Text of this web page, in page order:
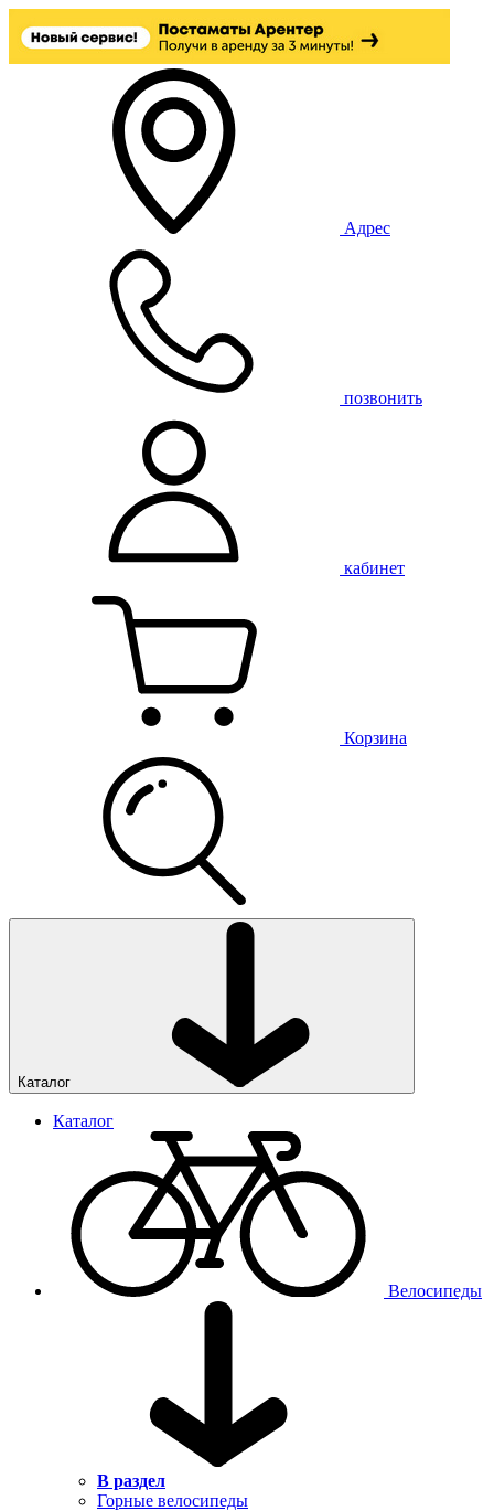
Адрес
позвонить
кабинет
Корзина
Каталог
Каталог
Велосипеды
В раздел
Горные велосипеды